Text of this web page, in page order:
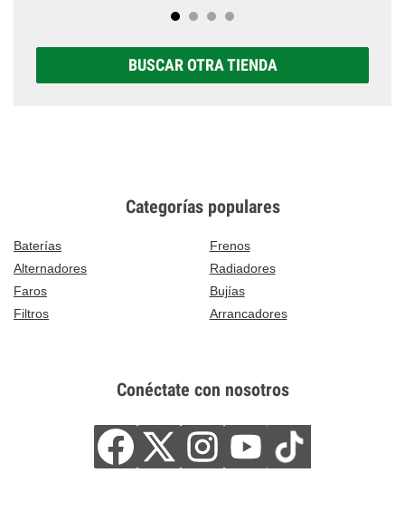
BUSCAR OTRA TIENDA
Categorías populares
Baterías
Frenos
Alternadores
Radiadores
Faros
Bujías
Filtros
Arrancadores
Conéctate con nosotros